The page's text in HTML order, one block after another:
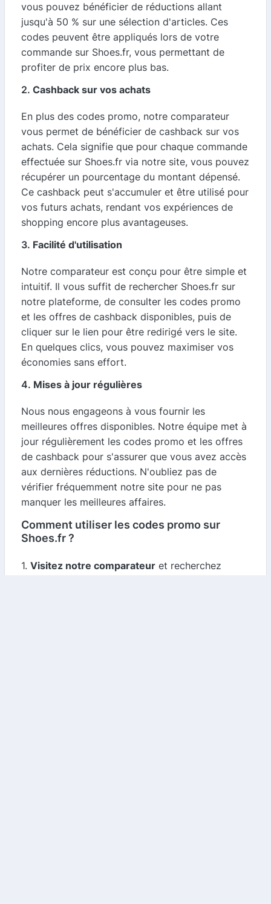
vous pouvez bénéficier de réductions allant
jusqu'à 50 % sur une sélection d'articles. Ces
codes peuvent être appliqués lors de votre
commande sur Shoes.fr, vous permettant de
profiter de prix encore plus bas.
2. Cashback sur vos achats
En plus des codes promo, notre comparateur
vous permet de bénéficier de cashback sur vos
achats. Cela signifie que pour chaque commande
effectuée sur Shoes.fr via notre site, vous pouvez
récupérer un pourcentage du montant dépensé.
Ce cashback peut s'accumuler et être utilisé pour
vos futurs achats, rendant vos expériences de
shopping encore plus avantageuses.
3. Facilité d'utilisation
Notre comparateur est conçu pour être simple et
intuitif. Il vous suffit de rechercher Shoes.fr sur
notre plateforme, de consulter les codes promo
et les offres de cashback disponibles, puis de
cliquer sur le lien pour être redirigé vers le site.
En quelques clics, vous pouvez maximiser vos
économies sans effort.
4. Mises à jour régulières
Nous nous engageons à vous fournir les
meilleures offres disponibles. Notre équipe met à
jour régulièrement les codes promo et les offres
de cashback pour s'assurer que vous avez accès
aux dernières réductions. N'oubliez pas de
vérifier fréquemment notre site pour ne pas
manquer les meilleures affaires.
Comment utiliser les codes promo sur
Shoes.fr ?
1. Visitez notre comparateur et recherchez